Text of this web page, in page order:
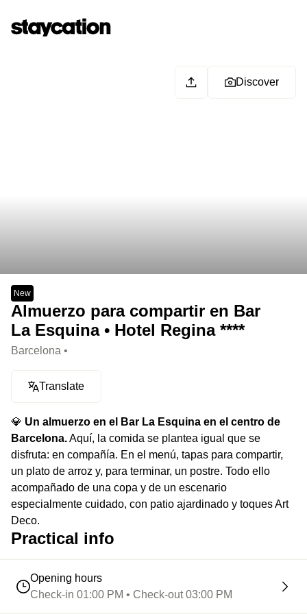
Discover
New
Almuerzo para compartir en Bar
La Esquina • Hotel Regina ****
Barcelona •
Translate
💎 Un almuerzo en el Bar La Esquina en el centro de
Barcelona.Aquí, la comida se plantea igual que se
disfruta: en compañía. En el menú, tapas para compartir,
un plato de arroz y, para terminar, un postre. Todo ello
acompañado de una copa y de un escenario
especialmente cuidado, con patio ajardinado y toques Art
Deco.
Practical info
Opening hours
Check-in 01:00 PM • Check-out 03:00 PM